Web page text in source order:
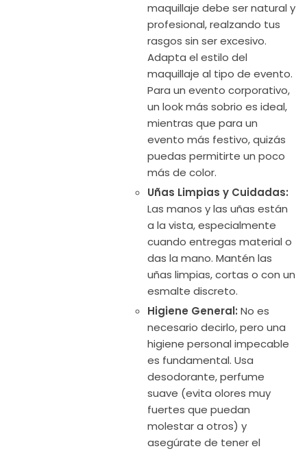
maquillaje debe ser natural y
profesional, realzando tus
rasgos sin ser excesivo.
Adapta el estilo del
maquillaje al tipo de evento.
Para un evento corporativo,
un look más sobrio es ideal,
mientras que para un
evento más festivo, quizás
puedas permitirte un poco
más de color.
Uñas Limpias y Cuidadas:
Las manos y las uñas están
a la vista, especialmente
cuando entregas material o
das la mano. Mantén las
uñas limpias, cortas o con un
esmalte discreto.
Higiene General: No es
necesario decirlo, pero una
higiene personal impecable
es fundamental. Usa
desodorante, perfume
suave (evita olores muy
fuertes que puedan
molestar a otros) y
asegúrate de tener el